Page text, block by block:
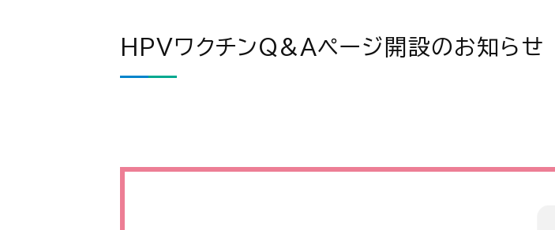
HPVワクチンQ&Aページ開設のお知らせ